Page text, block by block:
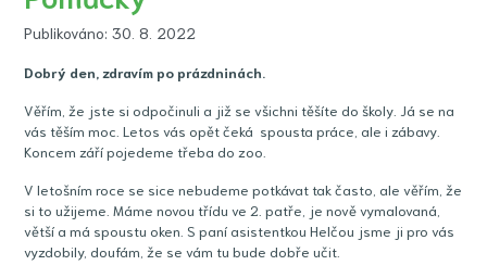
Publikováno: 30. 8. 2022
Dobrý den, zdravím po prázdninách.
Věřím, že jste si odpočinuli a již se všichni těšíte do školy. Já se na
vás těším moc. Letos vás opět čeká spousta práce, ale i zábavy.
Koncem září pojedeme třeba do zoo.
V letošním roce se sice nebudeme potkávat tak často, ale věřím, že
si to užijeme. Máme novou třídu ve 2. patře, je nově vymalovaná,
větší a má spoustu oken. S paní asistentkou Helčou jsme ji pro vás
vyzdobily, doufám, že se vám tu bude dobře učit.